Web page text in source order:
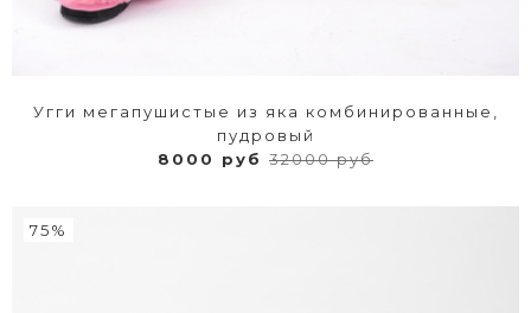
Угги мегапушистые из яка комбинированные,
пудровый
8000 руб 32000 руб
75%